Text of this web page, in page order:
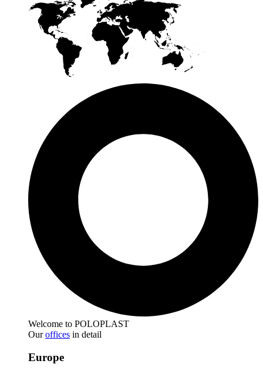
Welcome to POLOPLAST
Ouroffices in detail
Europe